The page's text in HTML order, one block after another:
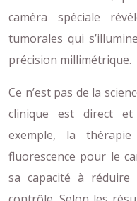
caméra spéciale
tumorales qui
précision millimétrique.
Ce n’est pas de la
clinique est direct
exemple, la
fluorescence pour le
sa capacité à réduire